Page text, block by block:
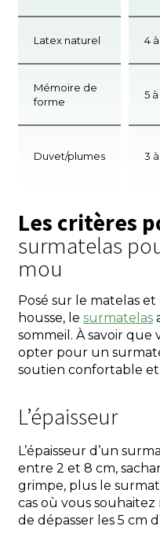
Latex naturel 4
Mémoire de
forme
5
Duvet/plumes 3
Les critères
surmatelas
mou
Posé sur le matelas
housse, le surmatelas
sommeil. À savoir
opter pour un
soutien confortable
L’épaisseur
L’épaisseur d’un
entre 2 et 8 cm,
grimpe, plus le
cas où vous
de dépasser les 5 cm